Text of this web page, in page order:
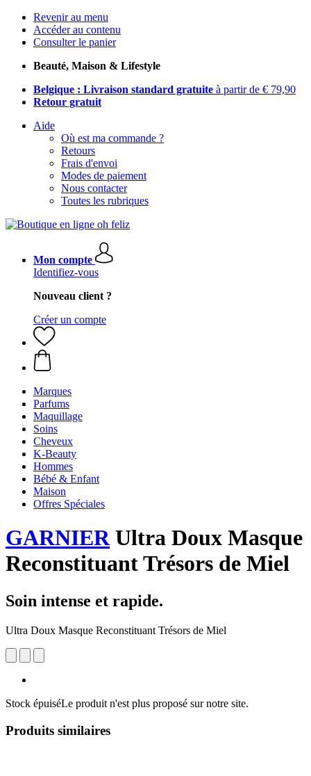
Revenir au menu
Accéder au contenu
Consulter le panier
Beauté, Maison & Lifestyle
Belgique : Livraison standard gratuite à partir de € 79,90
Retour gratuit
Aide
Où est ma commande ?
Retours
Frais d'envoi
Modes de paiement
Nous contacter
Toutes les rubriques
Mon compte
Identifiez-vous
Nouveau client ?
Créer un compte
Marques
Parfums
Maquillage
Soins
Cheveux
K-Beauty
Hommes
Bébé & Enfant
Maison
Offres Spéciales
GARNIERUltra Doux Masque
Reconstituant Trésors de Miel
Soin intense et rapide.
Ultra Doux Masque Reconstituant Trésors de Miel
Stock épuiséLe produit n'est plus proposé sur notre site.
Produits similaires